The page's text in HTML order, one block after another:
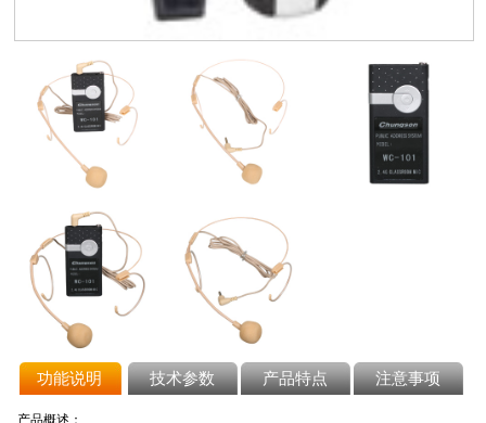
功能说明 技术参数 产品特点 注意事项
产品概述：